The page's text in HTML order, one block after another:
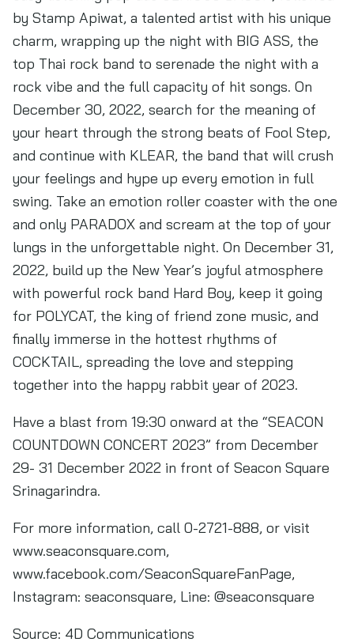
by Stamp Apiwat, a talented artist with his unique
charm, wrapping up the night with BIG ASS, the
top Thai rock band to serenade the night with a
rock vibe and the full capacity of hit songs. On
December 30, 2022, search for the meaning of
your heart through the strong beats of Fool Step,
and continue with KLEAR, the band that will crush
your feelings and hype up every emotion in full
swing. Take an emotion roller coaster with the one
and only PARADOX and scream at the top of your
lungs in the unforgettable night. On December 31,
2022, build up the New Year’s joyful atmosphere
with powerful rock band Hard Boy, keep it going
for POLYCAT, the king of friend zone music, and
finally immerse in the hottest rhythms of
COCKTAIL, spreading the love and stepping
together into the happy rabbit year of 2023.
Have a blast from 19:30 onward at the “SEACON
COUNTDOWN CONCERT 2023” from December
29- 31 December 2022 in front of Seacon Square
Srinagarindra.
For more information, call 0-2721-888, or visit
www.seaconsquare.com,
www.facebook.com/SeaconSquareFanPage,
Instagram: seaconsquare, Line: @seaconsquare
Source: 4D Communications